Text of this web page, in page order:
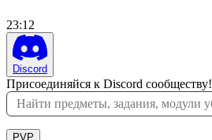
23:12
Discord
Присоединяйся к Discord сообществу!
PVP